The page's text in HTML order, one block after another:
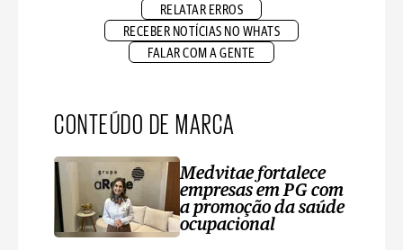
RELATAR ERROS
RECEBER NOTÍCIAS NO WHATS
FALAR COM A GENTE
CONTEÚDO DE MARCA
Medvitae fortalece
empresas em PG com
a promoção da saúde
ocupacional